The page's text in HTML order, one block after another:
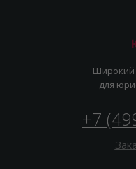
+7
Широкий
для